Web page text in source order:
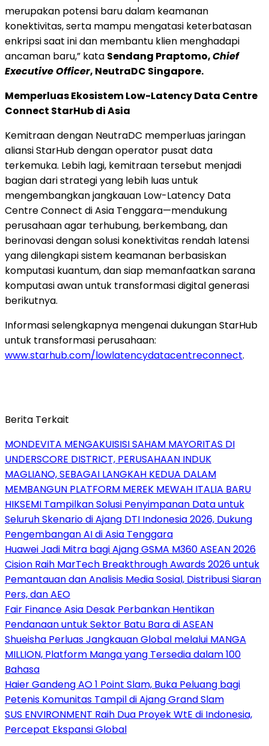
merupakan potensi baru dalam keamanan
konektivitas, serta mampu mengatasi keterbatasan
enkripsi saat ini dan membantu klien menghadapi
ancaman baru,” kata Sendang Praptomo,Chief
Executive Officer, NeutraDC Singapore.
Memperluas Ekosistem Low-Latency Data Centre
Connect StarHub di Asia
Kemitraan dengan NeutraDC memperluas jaringan
aliansi StarHub dengan operator pusat data
terkemuka. Lebih lagi, kemitraan tersebut menjadi
bagian dari strategi yang lebih luas untuk
mengembangkan jangkauan Low-Latency Data
Centre Connect di Asia Tenggara—mendukung
perusahaan agar terhubung, berkembang, dan
berinovasi dengan solusi konektivitas rendah latensi
yang dilengkapi sistem keamanan berbasiskan
komputasi kuantum, dan siap memanfaatkan sarana
komputasi awan untuk transformasi digital generasi
berikutnya.
Informasi selengkapnya mengenai dukungan StarHub
untuk transformasi perusahaan:
www.starhub.com/lowlatencydatacentreconnect.
Berita Terkait
MONDEVITA MENGAKUISISI SAHAM MAYORITAS DI
UNDERSCORE DISTRICT, PERUSAHAAN INDUK
MAGLIANO, SEBAGAI LANGKAH KEDUA DALAM
MEMBANGUN PLATFORM MEREK MEWAH ITALIA BARU
HIKSEMI Tampilkan Solusi Penyimpanan Data untuk
Seluruh Skenario di Ajang DTI Indonesia 2026, Dukung
Pengembangan AI di Asia Tenggara
Huawei Jadi Mitra bagi Ajang GSMA M360 ASEAN 2026
Cision Raih MarTech Breakthrough Awards 2026 untuk
Pemantauan dan Analisis Media Sosial, Distribusi Siaran
Pers, dan AEO
Fair Finance Asia Desak Perbankan Hentikan
Pendanaan untuk Sektor Batu Bara di ASEAN
Shueisha Perluas Jangkauan Global melalui MANGA
MILLION, Platform Manga yang Tersedia dalam 100
Bahasa
Haier Gandeng AO 1 Point Slam, Buka Peluang bagi
Petenis Komunitas Tampil di Ajang Grand Slam
SUS ENVIRONMENT Raih Dua Proyek WtE di Indonesia,
Percepat Ekspansi Global